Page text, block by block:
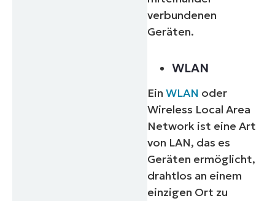
verbundenen
Geräten.
WLAN
EinWLAN oder
Wireless Local Area
Network ist eine Art
von LAN, das es
Geräten ermöglicht,
drahtlos an einem
einzigen Ort zu